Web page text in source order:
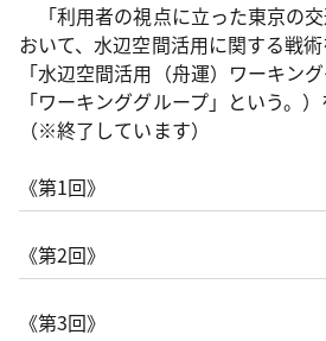
「利用者の視点に立った東京の
おいて、水辺空間活用に関する戦術
「水辺空間活用（舟運）ワーキン
「ワーキンググループ」という。
（※終了しています）
《第1回》
《第2回》
《第3回》